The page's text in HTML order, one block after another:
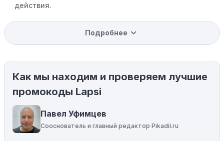
действия.
Уже со скидкой:В некоторых случаях интересующий
вас товар может быть уже со скидкой. Некоторые
магазины предлагают скидки и акции напрямую, без
Ограничения на использование промокода:
Некоторые промокоды распространяются только на
определенные товары, бренды или категории. Если вы
пытаетесь применить код к товару, не
соответствующему критериям, он не сработает.
Подробнее
Как мы находим и проверяем лучшие
промокоды Lapsi
Павел Уфимцев
Сооснователь и главный редактор Pikadil.ru